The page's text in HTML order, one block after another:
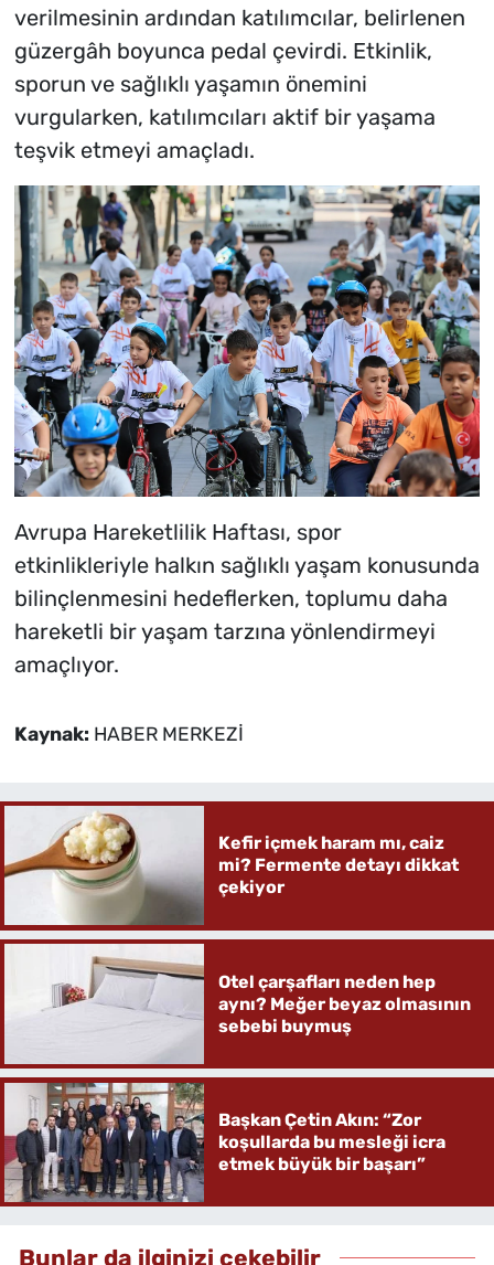
verilmesinin ardından katılımcılar, belirlenen
güzergâh boyunca pedal çevirdi. Etkinlik,
sporun ve sağlıklı yaşamın önemini
vurgularken, katılımcıları aktif bir yaşama
teşvik etmeyi amaçladı.
Avrupa Hareketlilik Haftası, spor
etkinlikleriyle halkın sağlıklı yaşam konusunda
bilinçlenmesini hedeflerken, toplumu daha
hareketli bir yaşam tarzına yönlendirmeyi
amaçlıyor.
Kaynak: HABER MERKEZİ
Kefir içmek haram mı, caiz
mi? Fermente detayı dikkat
çekiyor
Otel çarşafları neden hep
aynı? Meğer beyaz olmasının
sebebi buymuş
Başkan Çetin Akın: “Zor
koşullarda bu mesleği icra
etmek büyük bir başarı”
Bunlar da ilginizi çekebilir